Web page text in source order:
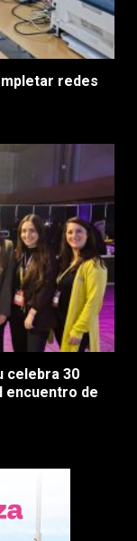
redes
celebra 30
encuentro de